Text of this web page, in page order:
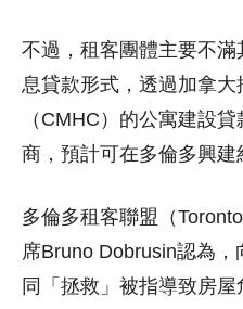
不過，租客團體主要不
息貸款形式，透過加拿大
（CMHC）的公寓建設
商，預計可在多倫多興建
多倫多租客聯盟（
席Bruno Dobrusin認為
同「拯救」被指導致房